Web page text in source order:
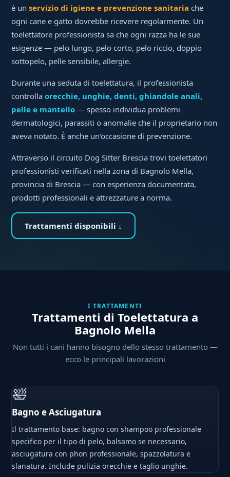
è unservizio di igiene e prevenzione sanitaria che
ogni cane e gatto dovrebbe ricevere regolarmente. Un
toelettatore professionista sa che ogni razza ha le sue
esigenze — pelo lungo, pelo corto, pelo riccio, doppio
sottopelo, pelle sensibile, allergie.
Durante una seduta di toelettatura, il professionista
controllaorecchie, unghie, denti, ghiandole anali,
pelle e mantello — spesso individua problemi
dermatologici, parassiti o anomalie che il proprietario non
aveva notato. È anche un'occasione di prevenzione.
Attraverso il circuito Dog Sitter Brescia trovi toelettatori
professionisti verificati nella zona di Bagnolo Mella,
provincia di Brescia — con esperienza documentata,
prodotti professionali e attrezzature a norma.
Trattamenti disponibili ↓
I TRATTAMENTI
Trattamenti di Toelettatura a
Bagnolo Mella
Non tutti i cani hanno bisogno dello stesso trattamento —
ecco le principali lavorazioni
🛀
Bagno e Asciugatura
Il trattamento base: bagno con shampoo professionale
specifico per il tipo di pelo, balsamo se necessario,
asciugatura con phon professionale, spazzolatura e
slanatura. Include pulizia orecchie e taglio unghie.